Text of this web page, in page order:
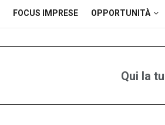
FOCUS IMPRESE OPPORTUNITÀ
Qui la